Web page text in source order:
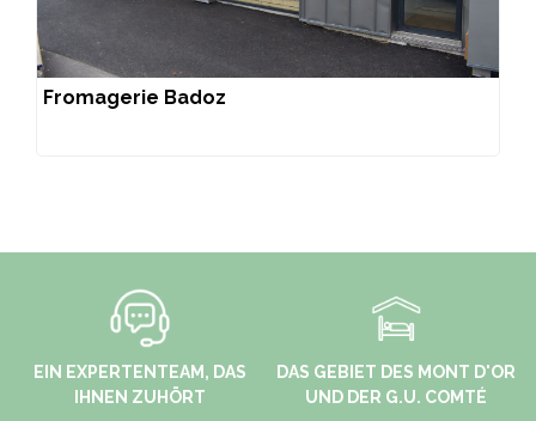
Fromagerie Badoz
EIN EXPERTENTEAM, DAS
IHNEN ZUHÖRT
DAS GEBIET DES MONT D'OR
UND DER G.U. COMTÉ